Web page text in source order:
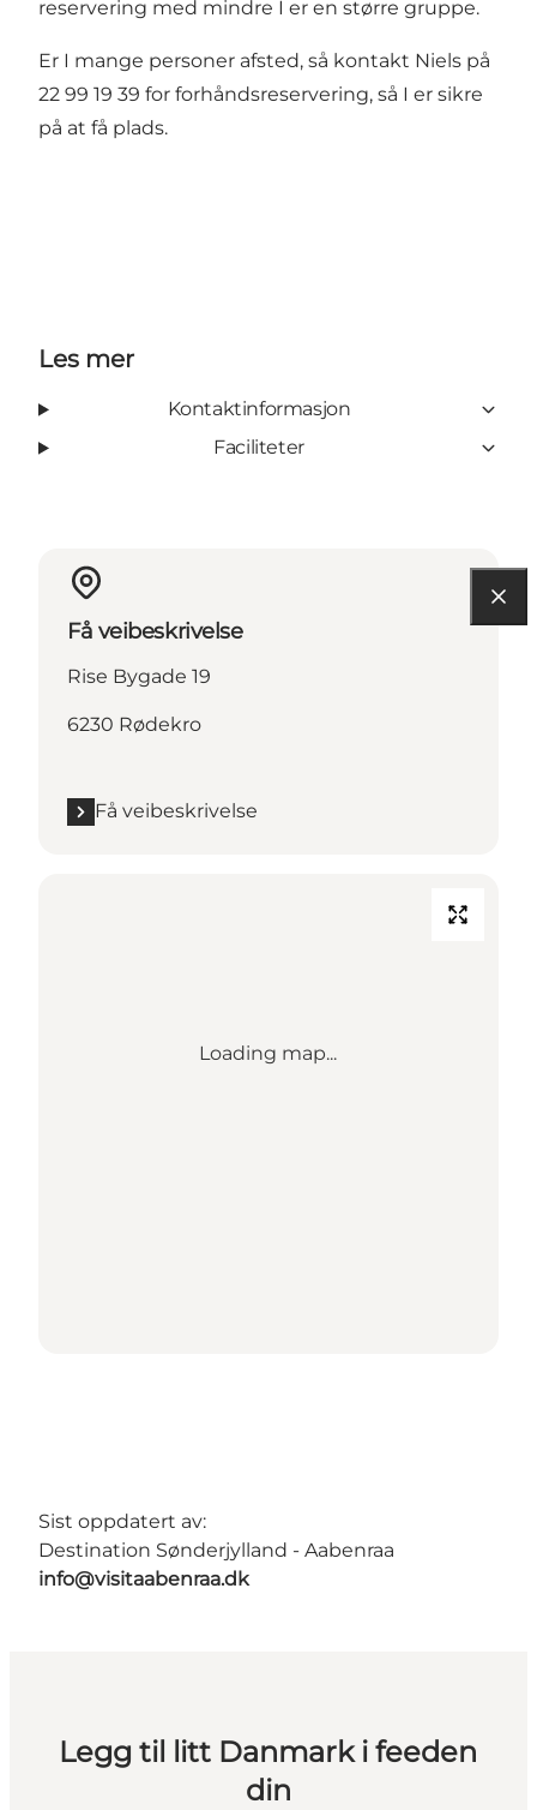
reservering med mindre I er en større gruppe.
Er I mange personer afsted, så kontakt Niels på
22 99 19 39 for forhåndsreservering, så I er sikre
på at få plads.
Les mer
Kontaktinformasjon
Faciliteter
Få veibeskrivelse
Rise Bygade 19
6230 Rødekro
Få veibeskrivelse
Loading map...
Sist oppdatert av:
Destination Sønderjylland - Aabenraa
info@visitaabenraa.dk
Legg til litt Danmark i feeden
din